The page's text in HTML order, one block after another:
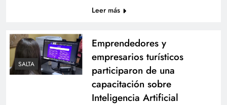
Leer más
SALTA
Emprendedores y
empresarios turísticos
participaron de una
capacitación sobre
Inteligencia Artificial